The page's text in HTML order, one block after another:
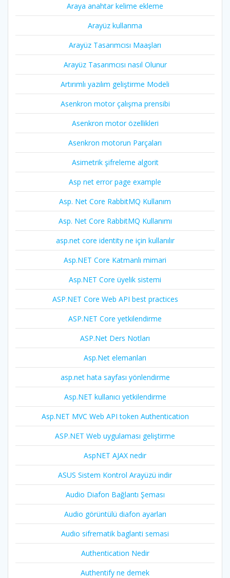
Araya anahtar kelime ekleme
Arayüz kullanma
Arayüz Tasarımcısı Maaşları
Arayüz Tasarımcısı nasıl Olunur
Artırımlı yazılım geliştirme Modeli
Asenkron motor çalışma prensibi
Asenkron motor özellikleri
Asenkron motorun Parçaları
Asimetrik şifreleme algorit
Asp net error page example
Asp. Net Core RabbitMQ Kullanım
Asp. Net Core RabbitMQ Kullanımı
asp.net core identity ne için kullanılır
Asp.NET Core Katmanlı mimari
Asp.NET Core üyelik sistemi
ASP.NET Core Web API best practices
ASP.NET Core yetkilendirme
ASP.Net Ders Notları
Asp.Net elemanları
asp.net hata sayfası yönlendirme
Asp.NET kullanıcı yetkilendirme
Asp.NET MVC Web API token Authentication
ASP.NET Web uygulaması geliştirme
AspNET AJAX nedir
ASUS Sistem Kontrol Arayüzü indir
Audio Diafon Bağlantı Şeması
Audio görüntülü diafon ayarları
Audio sifrematik baglanti semasi
Authentication Nedir
Authentify ne demek